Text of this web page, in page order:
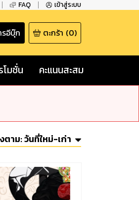
FAQ เข้าสู่ระบบ
อีบุ๊ก ตะกร้า (0)
โมชั่น คะแนนสะสม
ตาม:วันที่ใหม่-เก่า